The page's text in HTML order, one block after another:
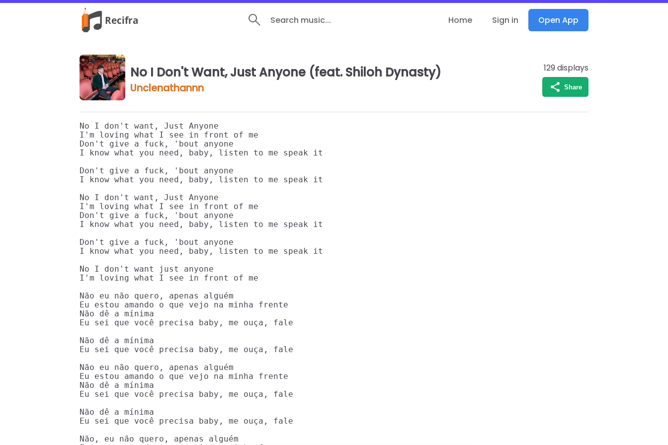
Search music... Home Sign in Open App
No I Don't Want, Just Anyone (feat. Shiloh Dynasty)
Unclenathannn
129 displays
Share
No I don't want, Just Anyone
I'm loving what I see in front of me
Don't give a fuck, 'bout anyone
I know what you need, baby, listen to me speak it
Don't give a fuck, 'bout anyone
I know what you need, baby, listen to me speak it
No I don't want, Just Anyone
I'm loving what I see in front of me
Don't give a fuck, 'bout anyone
I know what you need, baby, listen to me speak it
Don't give a fuck, 'bout anyone
I know what you need, baby, listen to me speak it
No I don't want just anyone
I'm loving what I see in front of me
Não eu não quero, apenas alguém
Eu estou amando o que vejo na minha frente
Não dê a mínima
Eu sei que você precisa baby, me ouça, fale
Não dê a mínima
Eu sei que você precisa baby, me ouça, fale
Não eu não quero, apenas alguém
Eu estou amando o que vejo na minha frente
Não dê a mínima
Eu sei que você precisa baby, me ouça, fale
Não dê a mínima
Eu sei que você precisa baby, me ouça, fale
Não, eu não quero, apenas alguém